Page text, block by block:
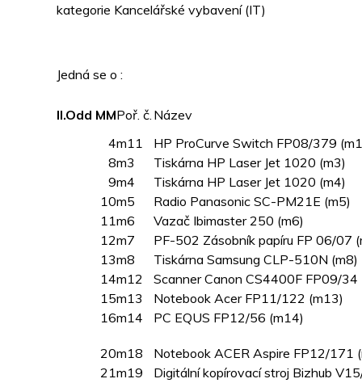
kategorie Kancelářské vybavení (IT)
Jedná se o :
II.Odd MMPoř. č. Název
4m11
HP ProCurve Switch FP08/379
8m3
Tiskárna HP Laser Jet 1020 (m3)
9m4
Tiskárna HP Laser Jet 1020 (m4)
10m5
Radio Panasonic SC-PM21E (m5)
11m6
Vazač Ibimaster 250 (m6)
12m7
PF-502 Zásobník papíru FP 06/07
13m8
Tiskárna Samsung CLP-510N (m8)
14m12
Scanner Canon CS4400F FP09/34
15m13
Notebook Acer FP11/122 (m13)
16m14 PC EQUS FP12/56 (m14)
20m18
Notebook ACER Aspire FP12/171
21m19
Digitální kopírovací stroj Bizhub